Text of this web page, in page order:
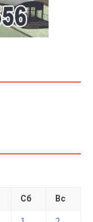
Сб Вс